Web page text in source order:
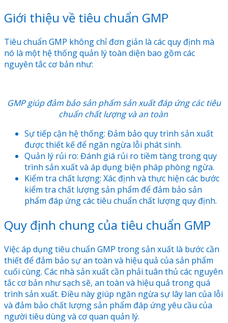
Giới thiệu về tiêu chuẩn GMP
Tiêu chuẩn GMP không chỉ đơn giản là các quy định mà
nó là một hệ thống quản lý toàn diện bao gồm các
nguyên tắc cơ bản như:
GMP giúp đảm bảo sản phẩm sản xuất đáp ứng các tiêu
chuẩn chất lượng và an toàn
Sự tiếp cận hệ thống: Đảm bảo quy trình sản xuất
được thiết kế để ngăn ngừa lỗi phát sinh.
Quản lý rủi ro: Đánh giá rủi ro tiềm tàng trong quy
trình sản xuất và áp dụng biện pháp phòng ngừa.
Kiểm tra chất lượng: Xác định và thực hiện các bước
kiểm tra chất lượng sản phẩm để đảm bảo sản
phẩm đáp ứng các tiêu chuẩn chất lượng quy định.
Quy định chung của tiêu chuẩn GMP
Việc áp dụng tiêu chuẩn GMP trong sản xuất là bước cần
thiết để đảm bảo sự an toàn và hiệu quả của sản phẩm
cuối cùng. Các nhà sản xuất cần phải tuân thủ các nguyên
tắc cơ bản như sạch sẽ, an toàn và hiệu quả trong quá
trình sản xuất. Điều này giúp ngăn ngừa sự lây lan của lỗi
và đảm bảo chất lượng sản phẩm đáp ứng yêu cầu của
người tiêu dùng và cơ quan quản lý.